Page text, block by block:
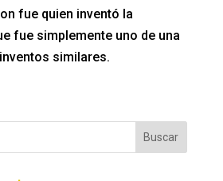
fue quien inventó la
fue simplemente uno de una
similares.